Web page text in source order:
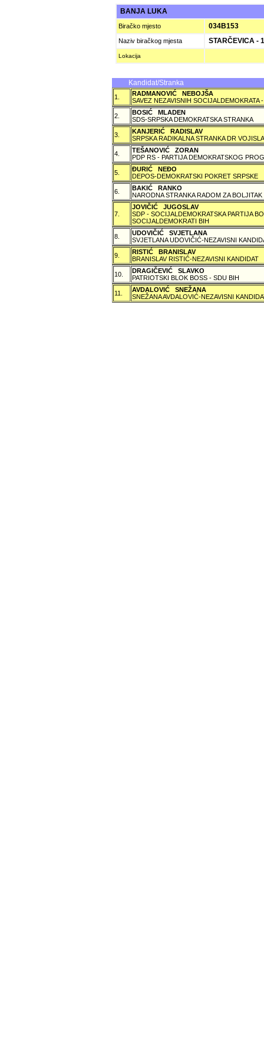
BANJA LUKA
Biračko mjesto 034B153
Naziv biračkog mjesta STARČEVICA -
Lokacija
Kandidat/Stranka
1.
RADMANOVIĆ NEBOJŠA
SAVEZ NEZAVISNIH SOCIJALDEMOKRATA
2.
BOSIĆ MLADEN
SDS-SRPSKA DEMOKRATSKA STRANKA
3.
KANJERIĆ RADISLAV
SRPSKA RADIKALNA STRANKA DR
4.
TEŠANOVIĆ ZORAN
PDP RS - PARTIJA DEMOKRATSKOG
5.
ÐURIĆ NEÐO
DEPOS-DEMOKRATSKI POKRET SRPSKE
6.
BAKIĆ RANKO
NARODNA STRANKA RADOM ZA BOLJITAK
7.
JOVIČIĆ JUGOSLAV
SDP - SOCIJALDEMOKRATSKA PARTIJA
SOCIJALDEMOKRATI BIH
8.
UDOVIČIĆ SVJETLANA
SVJETLANA UDOVIČIĆ-NEZAVISNI
9.
RISTIĆ BRANISLAV
BRANISLAV RISTIĆ-NEZAVISNI KANDIDAT
10.
DRAGIČEVIĆ SLAVKO
PATRIOTSKI BLOK BOSS - SDU BIH
11.
AVDALOVIĆ SNEŽANA
SNEŽANA AVDALOVIĆ-NEZAVISNI